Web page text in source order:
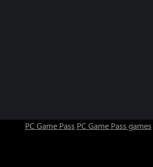
PC Game Pass PC Game Pass games